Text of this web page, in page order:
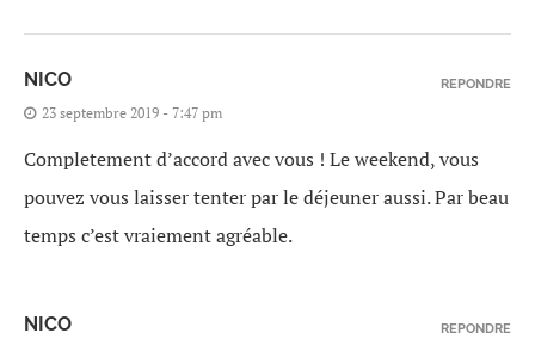
NICO
23 septembre 2019 - 7:47 pm
Completement d’accord avec vous ! Le weekend, vous
pouvez vous laisser tenter par le déjeuner aussi. Par beau
temps c’est vraiement agréable.
REPONDRE
NICO REPONDRE